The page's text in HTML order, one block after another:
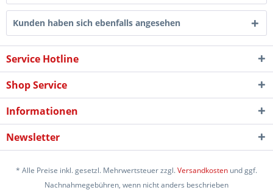
Kunden haben sich ebenfalls angesehen
Service Hotline
Shop Service
Informationen
Newsletter
* Alle Preise inkl. gesetzl. Mehrwertsteuer zzgl.Versandkosten und ggf.
Nachnahmegebühren, wenn nicht anders beschrieben